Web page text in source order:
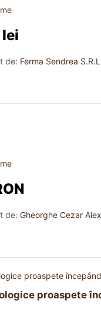
de: Ferma Sendrea
de: Gheorghe Cezar
proaspete